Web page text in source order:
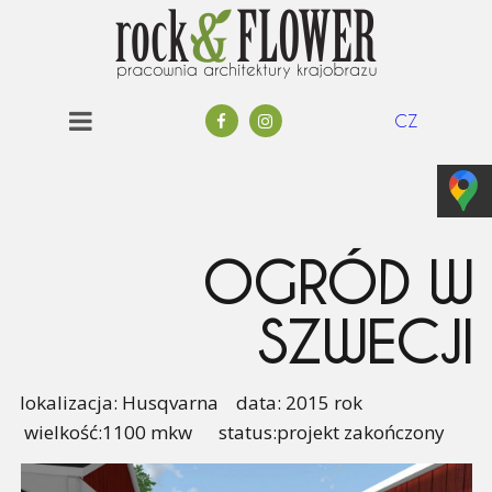
CZ
OGRÓD W
SZWECJI
lokalizacja: Husqvarna data: 2015 rok
wielkość:1100 mkw status:projekt zakończony